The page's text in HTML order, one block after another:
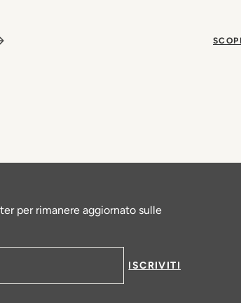
per rimanere aggiornato sulle
ISCRIVITI